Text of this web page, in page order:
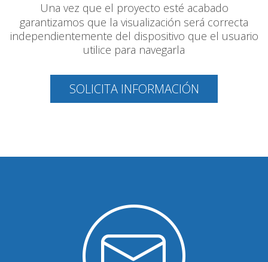
Una vez que el proyecto esté acabado
garantizamos que la visualización será correcta
independientemente del dispositivo que el usuario
utilice para navegarla
SOLICITA INFORMACIÓN